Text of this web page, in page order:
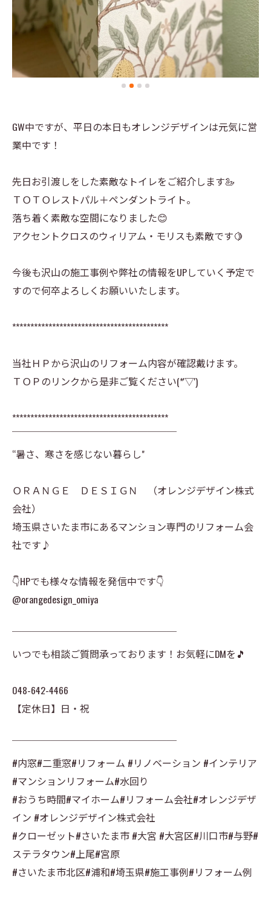
GW中ですが、平日の本日もオレンジデザインは元気に営
業中です！
先日お引渡しをした素敵なトイレをご紹介します🦢
ＴＯＴＯレストパル＋ペンダントライト。
落ち着く素敵な空間になりました😊
アクセントクロスのウィリアム・モリスも素敵です🍋
今後も沢山の施工事例や弊社の情報をUPしていく予定で
すので何卒よろしくお願いいたします。
*******************************************
当社ＨＰから沢山のリフォーム内容が確認戴けます。
ＴＯＰのリンクから是非ご覧ください(*'▽')
*******************************************
￣￣￣￣￣￣￣￣￣￣￣￣￣￣￣￣￣
“暑さ、寒さを感じない暮らし"
ＯＲＡＮＧＥ ＤＥＳＩＧＮ （オレンジデザイン株式
会社）
埼玉県さいたま市にあるマンション専門のリフォーム会
社です♪
👇HPでも様々な情報を発信中です👇
@orangedesign_omiya
￣￣￣￣￣￣￣￣￣￣￣￣￣￣￣￣￣
いつでも相談ご質問承っております！お気軽にDMを🎵
048-642-4466
【定休日】日・祝
￣￣￣￣￣￣￣￣￣￣￣￣￣￣￣￣￣
#内窓#二重窓#リフォーム #リノベーション #インテリア
#マンションリフォーム#水回り
#おうち時間#マイホーム#リフォーム会社#オレンジデザ
イン #オレンジデザイン株式会社
#クローゼット#さいたま市 #大宮 #大宮区#川口市#与野#
ステラタウン#上尾#宮原
#さいたま市北区#浦和#埼玉県#施工事例#リフォーム例